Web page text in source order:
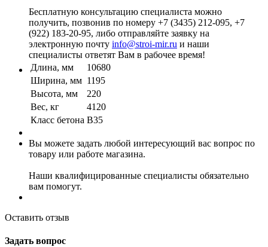
Бесплатную консультацию специалиста можно
получить, позвонив по номеру +7 (3435) 212-095, +7
(922) 183-20-95, либо отправляйте заявку на
электронную почту info@stroi-mir.ru и наши
специалисты ответят Вам в рабочее время!
Длина, мм
10680
Ширина, мм 1195
Высота, мм
220
Вес, кг
4120
Класс бетона B35
Вы можете задать любой интересующий вас вопрос по
товару или работе магазина.
Наши квалифицированные специалисты обязательно
вам помогут.
Оставить отзыв
Задать вопрос